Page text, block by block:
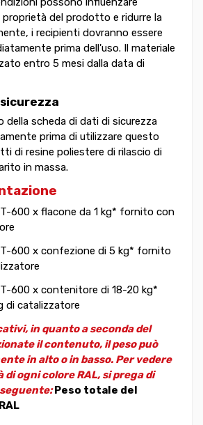
del prodotto e ridurre la
i recipienti dovranno essere
prima dell'uso. Il materiale
entro 5 mesi dalla data di
della scheda di dati di sicurezza
prima di utilizzare questo
di resine poliestere di rilascio di
in massa.
600 x flacone da 1 kg* fornito con
600 x confezione di 5 kg* fornito
600 x contenitore di 18-20 kg*
di catalizzatore
in quanto a seconda del
il contenuto, il peso può
in alto o in basso. Per vedere
ogni colore RAL, si prega di
Peso totale del